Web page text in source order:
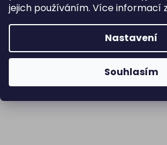
jejich používáním. Více informací
Nastavení
Souhlasím